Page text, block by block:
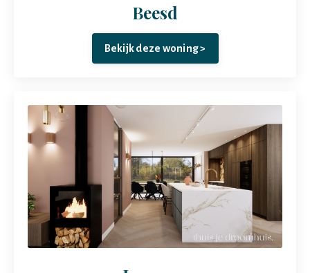
Beesd
Bekijk deze woning >